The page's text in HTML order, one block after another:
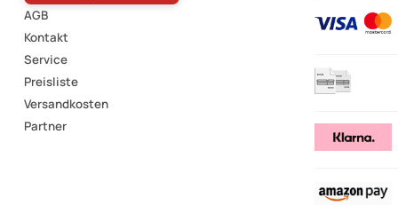
AGB
Kontakt
Service
Preisliste
Versandkosten
Partner